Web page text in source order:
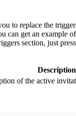
to replace the
can get an example
section, just
Description
of the active